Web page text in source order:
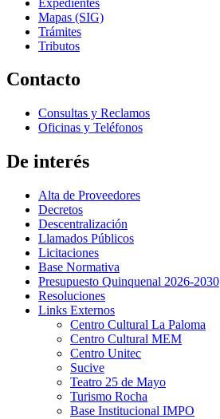
Mapas (SIG)
Trámites
Tributos
Contacto
Consultas y Reclamos
Oficinas y Teléfonos
De interés
Alta de Proveedores
Decretos
Descentralización
Llamados Públicos
Licitaciones
Base Normativa
Presupuesto Quinquenal 2026-2030
Resoluciones
Links Externos
Centro Cultural La Paloma
Centro Cultural MEM
Centro Unitec
Sucive
Teatro 25 de Mayo
Turismo Rocha
Base Institucional IMPO